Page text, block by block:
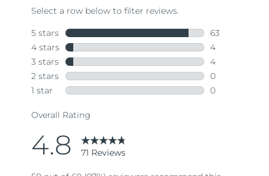
Same
page
link.